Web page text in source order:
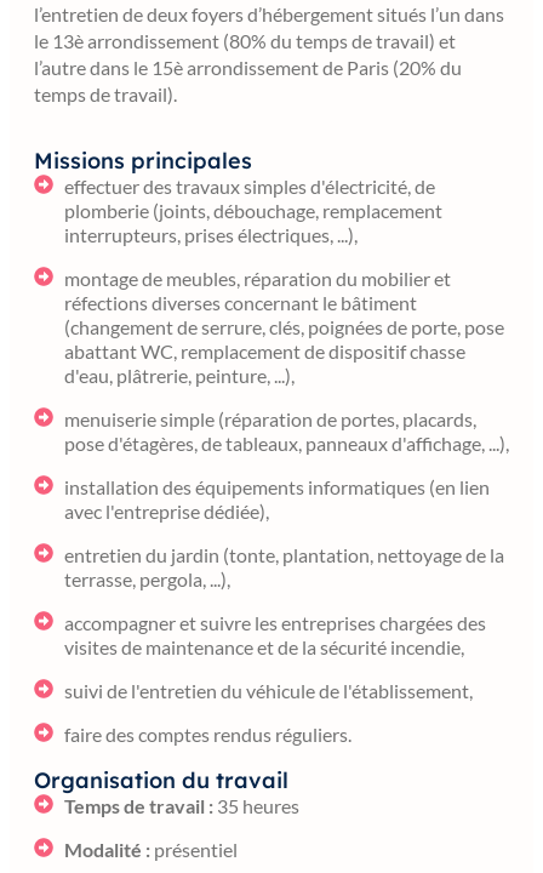
l’entretien de deux foyers d’hébergement situés l’un dans
le 13è arrondissement (80% du temps de travail) et
l’autre dans le 15è arrondissement de Paris (20% du
temps de travail).
Missions principales
effectuer des travaux simples d'électricité, de
plomberie (joints, débouchage, remplacement
interrupteurs, prises électriques, ...),
montage de meubles, réparation du mobilier et
réfections diverses concernant le bâtiment
(changement de serrure, clés, poignées de porte, pose
abattant WC, remplacement de dispositif chasse
d'eau, plâtrerie, peinture, ...),
menuiserie simple (réparation de portes, placards,
pose d'étagères, de tableaux, panneaux d'affichage, ...),
installation des équipements informatiques (en lien
avec l'entreprise dédiée),
entretien du jardin (tonte, plantation, nettoyage de la
terrasse, pergola, ...),
accompagner et suivre les entreprises chargées des
visites de maintenance et de la sécurité incendie,
suivi de l'entretien du véhicule de l'établissement,
faire des comptes rendus réguliers.
Organisation du travail
Temps de travail : 35 heures
Modalité : présentiel